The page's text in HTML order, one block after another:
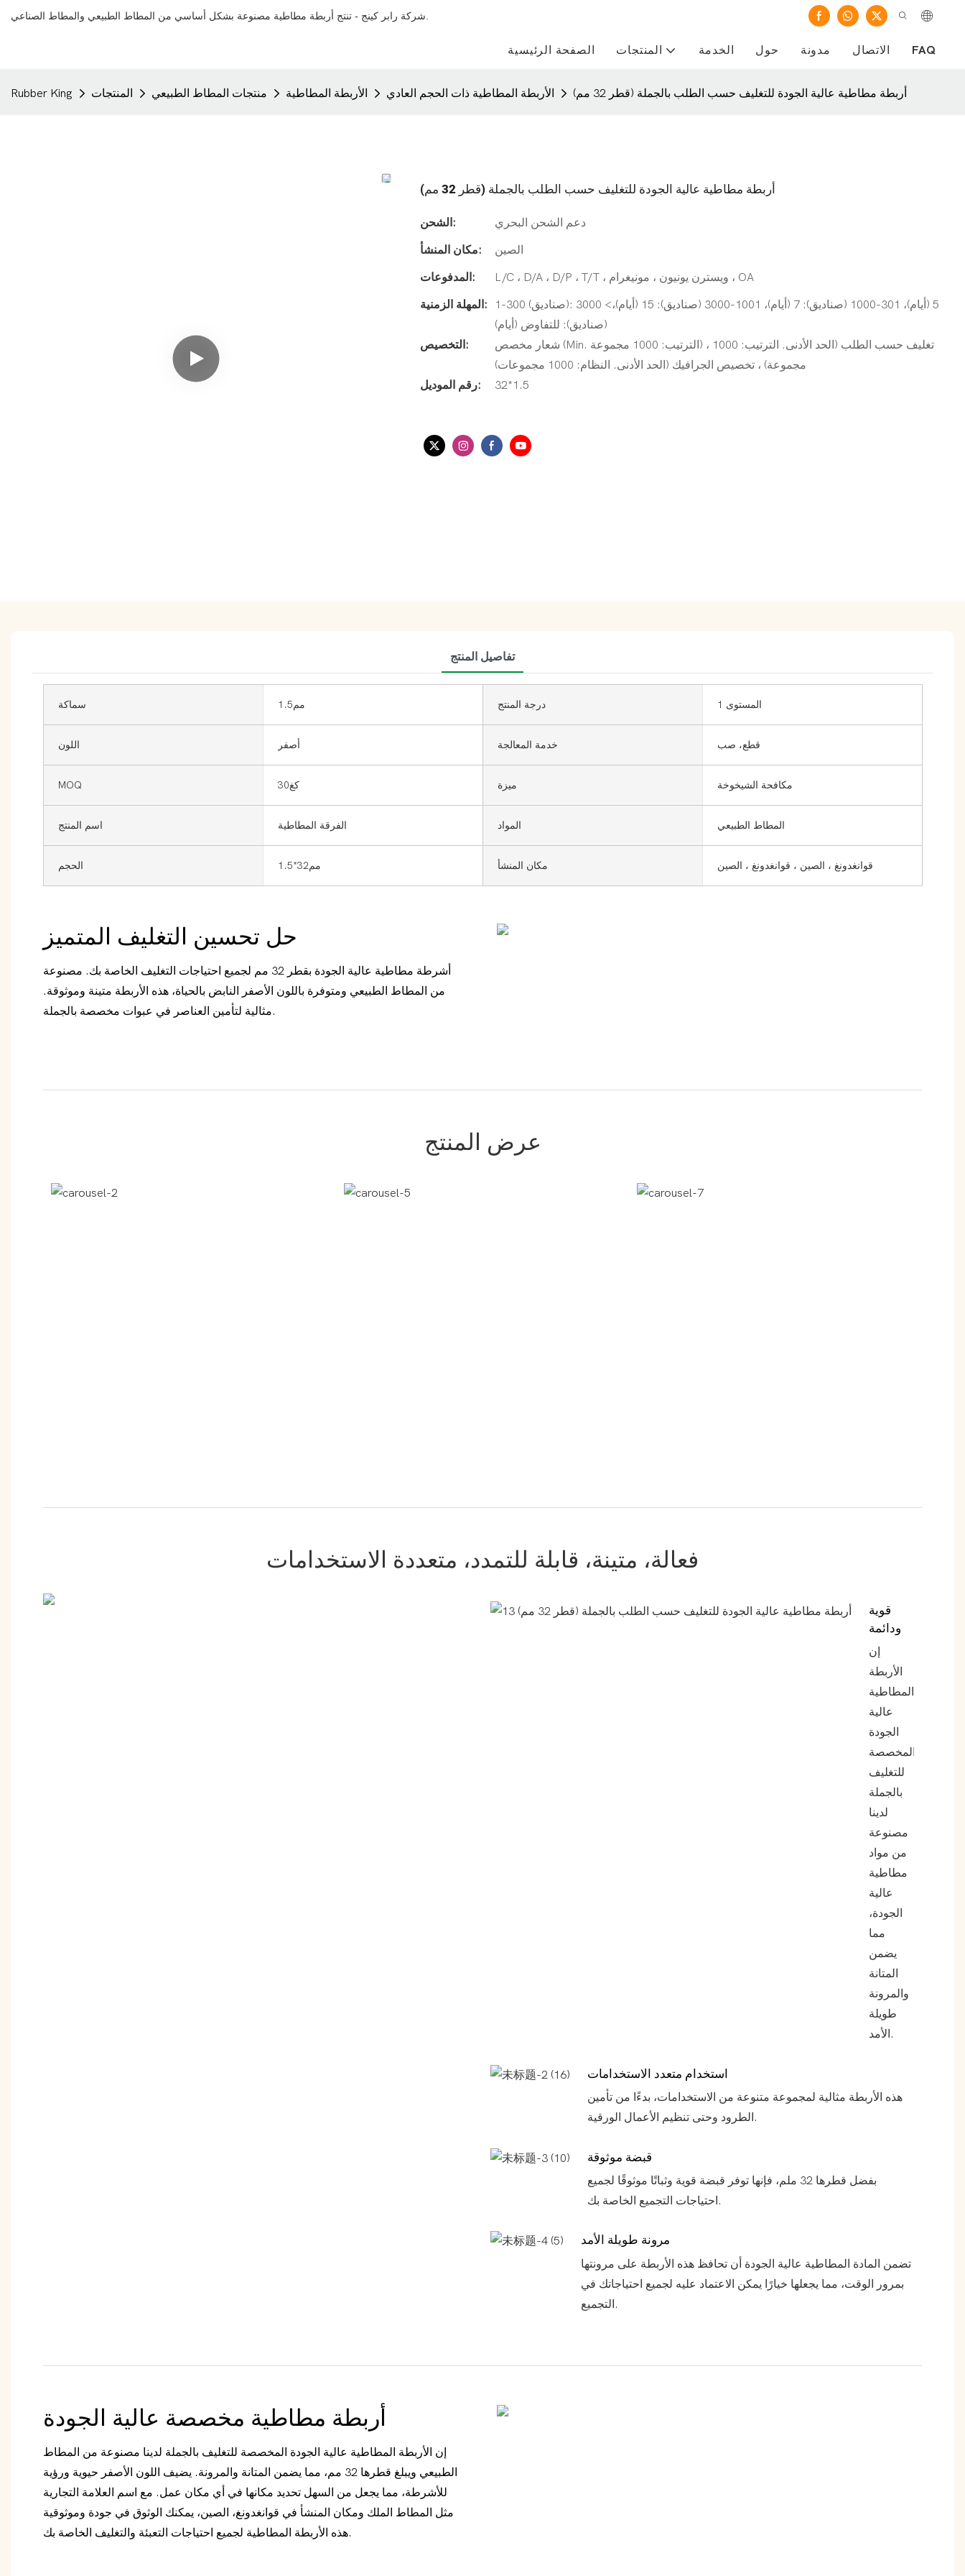
الصفحة الرئيسية المنتجات الخدمة حول مدونة الاتصال FAQ
Rubber King المنتجات منتجات المطاط الطبيعي الأربطة المطاطية الأربطة المطاطية ذات الحجم العادي أربطة مطاطية عالية الجودة للتغليف حسب الطلب بالجملة (قطر 32 مم)
أربطة مطاطية عالية الجودة للتغليف حسب الطلب بالجملة (قطر 32 مم)
الشحن: دعم الشحن البحري
مكان المنشأ: الصين
المدفوعات: L/C ، D/A ، D/P ، T/T ، ويسترن يونيون ، مونيغرام ، OA
المهلة الزمنية:
1-300 (صناديق): 5 (أيام)، 301-1000 (صناديق): 7 (أيام)، 1001-3000 (صناديق): 15 (أيام)،> 3000
(صناديق): للتفاوض (أيام)
التخصيص:
شعار مخصص (Min. الترتيب: 1000 مجموعة) ، تغليف حسب الطلب (الحد الأدنى. الترتيب: 1000
مجموعة) ، تخصيص الجرافيك (الحد الأدنى. النظام: 1000 مجموعات)
رقم الموديل:
32*1.5
تفاصيل المنتج
سماكة مم1.5 درجة المنتج المستوى 1
اللون أصفر خدمة المعالجة قطع، صب
MOQ كغ30 ميزة مكافحة الشيخوخة
اسم المنتج الفرقة المطاطية المواد المطاط الطبيعي
الحجم مم32*1.5 مكان المنشأ قوانغدونغ ، الصين ، قوانغدونغ ، الصين
أشرطة مطاطية عالية الجودة بقطر 32 مم لجميع احتياجات التغليف الخاصة بك. مصنوعة
من المطاط الطبيعي ومتوفرة باللون الأصفر النابض بالحياة، هذه الأربطة متينة وموثوقة.
مثالية لتأمين العناصر في عبوات مخصصة بالجملة.
عرض المنتج
فعالة، متينة، قابلة للتمدد، متعددة الاستخدامات
قوية
ودائمة
إن
الأربطة
المطاطية
عالية
الجودة
المخصصة
للتغليف
بالجملة
لدينا
مصنوعة
من مواد
مطاطية
عالية
الجودة،
مما
يضمن
المتانة
والمرونة
طويلة
الأمد.
استخدام متعدد الاستخدامات
هذه الأربطة مثالية لمجموعة متنوعة من الاستخدامات، بدءًا من تأمين
الطرود وحتى تنظيم الأعمال الورقية.
قبضة موثوقة
بفضل قطرها 32 ملم، فإنها توفر قبضة قوية وثباتًا موثوقًا لجميع
احتياجات التجميع الخاصة بك.
مرونة طويلة الأمد
تضمن المادة المطاطية عالية الجودة أن تحافظ هذه الأربطة على مرونتها
بمرور الوقت، مما يجعلها خيارًا يمكن الاعتماد عليه لجميع احتياجاتك في
التجميع.
أربطة مطاطية مخصصة عالية الجودة
إن الأربطة المطاطية عالية الجودة المخصصة للتغليف بالجملة لدينا مصنوعة من المطاط
الطبيعي ويبلغ قطرها 32 مم، مما يضمن المتانة والمرونة. يضيف اللون الأصفر حيوية ورؤية
للأشرطة، مما يجعل من السهل تحديد مكانها في أي مكان عمل. مع اسم العلامة التجارية
مثل المطاط الملك ومكان المنشأ في قوانغدونغ، الصين، يمكنك الوثوق في جودة وموثوقية
هذه الأربطة المطاطية لجميع احتياجات التعبئة والتغليف الخاصة بك.